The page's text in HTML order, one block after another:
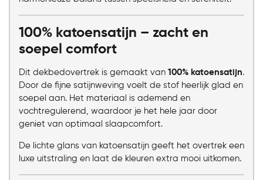
100% katoensatijn – zacht en
soepel comfort
Dit dekbedovertrek is gemaakt van 100% katoensatijn.
Door de fijne satijnweving voelt de stof heerlijk glad en
soepel aan. Het materiaal is ademend en
vochtregulerend, waardoor je het hele jaar door
geniet van optimaal slaapcomfort.
De lichte glans van katoensatijn geeft het overtrek een
luxe uitstraling en laat de kleuren extra mooi uitkomen.